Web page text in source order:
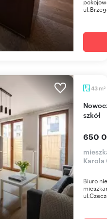
43 m2
Nowoczesne 2 pok. z ogródkiem - blisko SKM i
szkół
650
Karola
Biuro